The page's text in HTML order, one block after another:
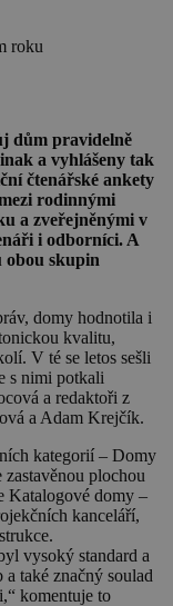
roku
dům pravidelně
a vyhlášeny tak
čtenářské ankety
rodinnými
a zveřejněnými v
i odborníci. A
obou skupin
domy hodnotila i
kvalitu,
V té se letos sešli
s nimi potkali
a redaktoři z
a Adam Krejčík.
kategorií – Domy
plochou
Katalogové domy –
kanceláří,
vysoký standard a
také značný soulad
komentuje to